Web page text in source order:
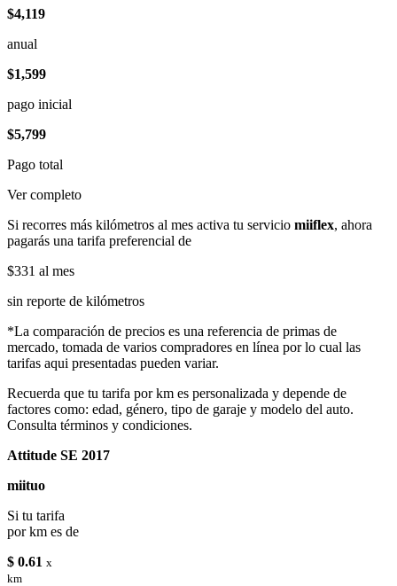
$4,119
anual
$1,599
pago inicial
$5,799
Pago total
Ver completo
Si recorres más kilómetros al mes activa tu servicio miiflex, ahora
pagarás una tarifa preferencial de
$331 al mes
sin reporte de kilómetros
*La comparación de precios es una referencia de primas de
mercado, tomada de varios compradores en línea por lo cual las
tarifas aqui presentadas pueden variar.
Recuerda que tu tarifa por km es personalizada y depende de
factores como: edad, género, tipo de garaje y modelo del auto.
Consulta términos y condiciones.
Attitude SE 2017
miituo
Si tu tarifa
por km es de
$ 0.61 x
km